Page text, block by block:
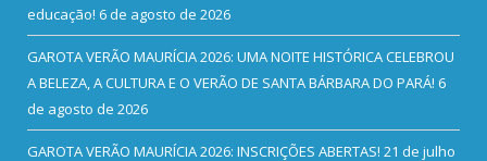
educação! 6 de agosto de 2026
GAROTA VERÃO MAURÍCIA 2026: UMA NOITE HISTÓRICA CELEBROU
A BELEZA, A CULTURA E O VERÃO DE SANTA BÁRBARA DO PARÁ! 6
de agosto de 2026
GAROTA VERÃO MAURÍCIA 2026: INSCRIÇÕES ABERTAS! 21 de julho